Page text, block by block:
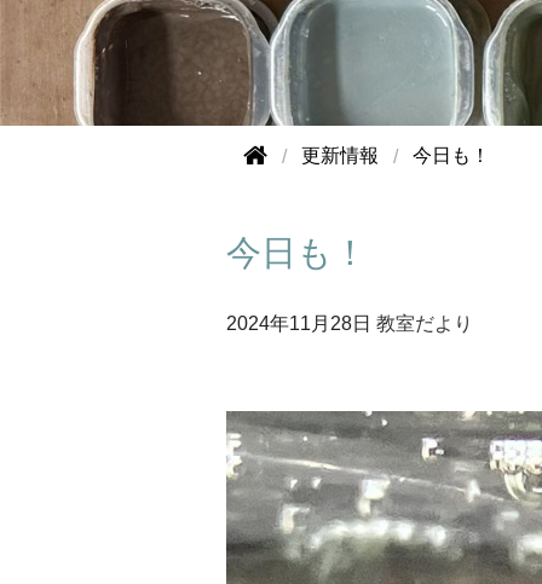
更新情報 今日も！
今日も！
2024年11月28日 教室だより